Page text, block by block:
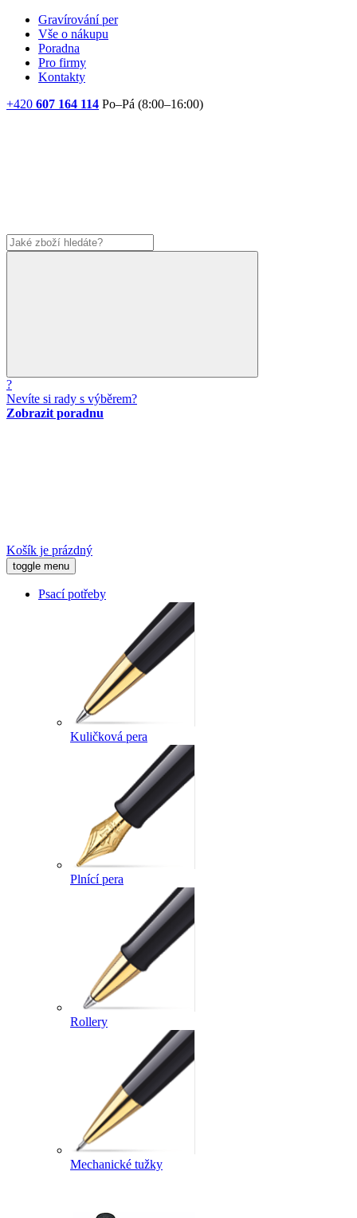
Gravírování per
Vše o nákupu
Poradna
Pro firmy
Kontakty
+420 607 164 114 Po–Pá (8:00–16:00)
?
Nevíte si rady s výběrem?
Zobrazit poradnu
Košík je prázdný
toggle menu
Psací potřeby
Kuličková pera
Plnící pera
Rollery
Mechanické tužky